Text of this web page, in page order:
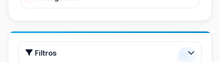
Todos os produtos
Filtros